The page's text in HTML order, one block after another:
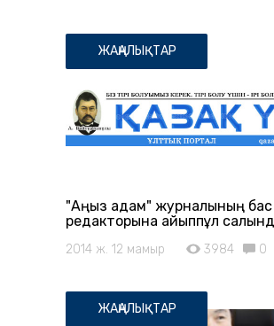
ЖАҢАЛЫҚТАР
"Аңыз адам" журналының бас
редакторына айыппұл
2014 ж. 12 мамыр 3984 0
ЖАҢАЛЫҚТАР